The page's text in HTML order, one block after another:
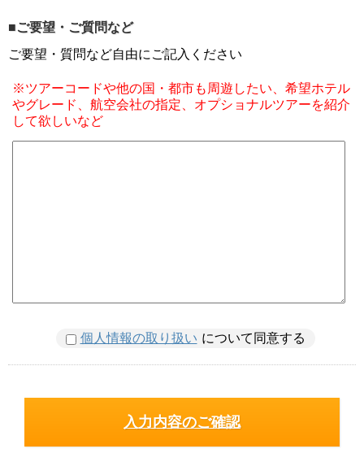
■ご要望・ご質問など
ご要望・質問など自由にご記入ください
※ツアーコードや他の国・都市も周遊したい、希望ホテル
やグレード、航空会社の指定、オプショナルツアーを紹介
して欲しいなど
個人情報の取り扱い について同意する